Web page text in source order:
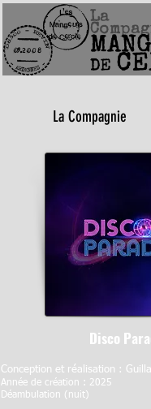
La Compagnie
Disco
Conception et réalisation :
Année de création : 2025
Déambulation (nuit)